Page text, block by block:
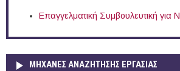
Επαγγελματική Συμβουλευτική για
ΜΗΧΑΝΕΣ ΑΝΑΖΗΤΗΣΗΣ ΕΡΓΑΣΙΑΣ